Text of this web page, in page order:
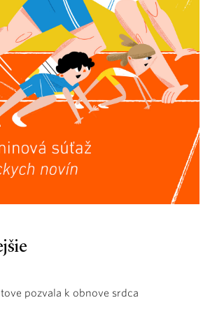
pozvala k obnove srdca